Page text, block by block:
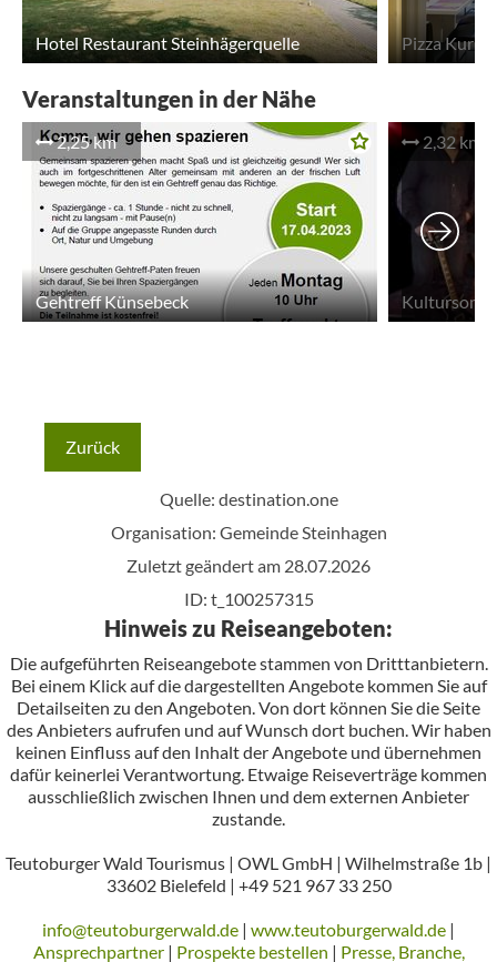
Hotel Restaurant Steinhägerquelle Pizza
Veranstaltungen in der Nähe
2,25 km
Gehtreff Künsebeck
2,32 km
Zurück
Quelle: destination.one
Organisation: Gemeinde Steinhagen
Zuletzt geändert am 28.07.2026
ID: t_100257315
Hinweis zu Reiseangeboten:
Die aufgeführten Reiseangebote stammen von Dritttanbietern.
Bei einem Klick auf die dargestellten Angebote kommen Sie auf
Detailseiten zu den Angeboten. Von dort können Sie die Seite
des Anbieters aufrufen und auf Wunsch dort buchen. Wir haben
keinen Einfluss auf den Inhalt der Angebote und übernehmen
dafür keinerlei Verantwortung. Etwaige Reiseverträge kommen
ausschließlich zwischen Ihnen und dem externen Anbieter
zustande.
Teutoburger Wald Tourismus | OWL GmbH | Wilhelmstraße 1b |
33602 Bielefeld | +49 521 967 33 250
info@teutoburgerwald.de | www.teutoburgerwald.de |
Ansprechpartner| Prospekte bestellen | Presse, Branche,